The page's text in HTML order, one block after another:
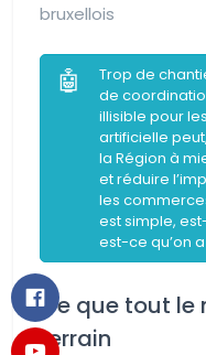
bruxellois
🤖
Trop de
de
illisible pour
artificielle
la Région à
et réduire
les
est simple,
est-ce qu’on
Ce que tout le
terrain